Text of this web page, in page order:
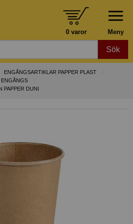
Meny
0 varor
Sök
ENGÅNGSARTIKLAR PAPPER PLAST
ENGÅNGS
PAPPER DUNI